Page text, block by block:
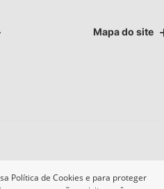
Mapa do site
Política de Cookies e para proteger